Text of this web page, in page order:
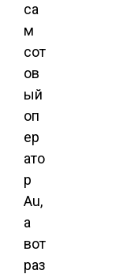
са
м
сот
ов
ый
оп
ер
ато
р
Au,
а
вот
раз